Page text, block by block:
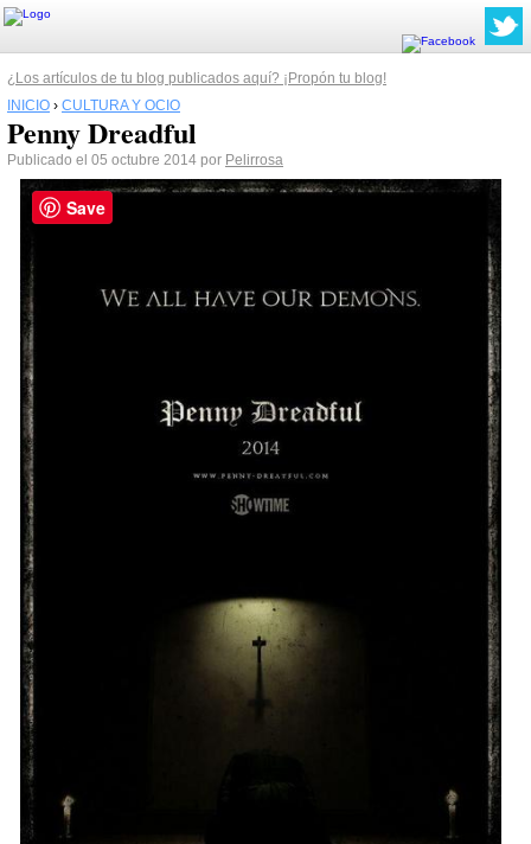
¿Los artículos de tu blog publicados aquí? ¡Propón tu blog!
INICIO › CULTURA Y OCIO
Penny Dreadful
Publicado el 05 octubre 2014 por Pelirrosa
Save